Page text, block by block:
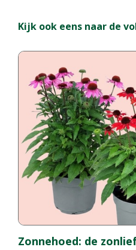
Kijk ook eens naar de
Zonnehoed: de